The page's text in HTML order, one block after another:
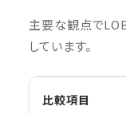
主要な観点で
しています。
比較項目